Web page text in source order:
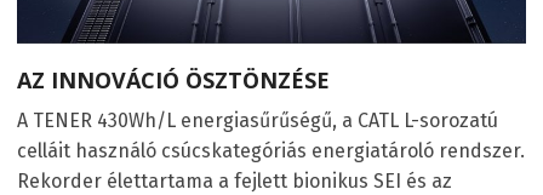
AZ INNOVÁCIÓ ÖSZTÖNZÉSE
A TENER 430Wh/L energiasűrűségű, a CATL L-sorozatú
celláit használó csúcskategóriás energiatároló rendszer.
Rekorder élettartama a fejlett bionikus SEI és az